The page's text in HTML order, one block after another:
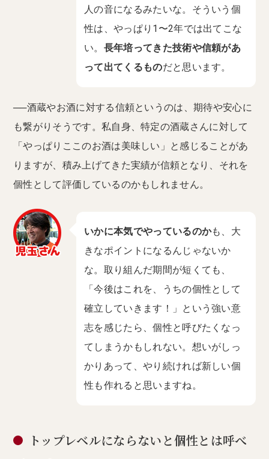
人の音になるみたいな。そういう個
性は、やっぱり1〜2年では出てこな
い。 長年培ってきた技術や信頼があ
って出てくるものだと思います。
──酒蔵やお酒に対する信頼というのは、期待や安心に
も繋がりそうです。私自身、特定の酒蔵さんに対して
「やっぱりここのお酒は美味しい」と感じることがあ
りますが、積み上げてきた実績が信頼となり、それを
個性として評価しているのかもしれません。
いかに本気でやっているのかも、大
きなポイントになるんじゃないか
な。取り組んだ期間が短くても、
「今後はこれを、うちの個性として
確立していきます！」という強い意
志を感じたら、個性と呼びたくなっ
てしまうかもしれない。想いがしっ
かりあって、やり続ければ新しい個
性も作れると思いますね。
トップレベルにならないと個性とは呼べ